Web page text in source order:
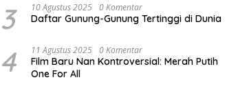
3 10 Agustus 2025 0 Komentar
Daftar Gunung-Gunung Tertinggi di Dunia
4 11 Agustus 2025 0 Komentar
Film Baru Nan Kontroversial: Merah Putih
One For All